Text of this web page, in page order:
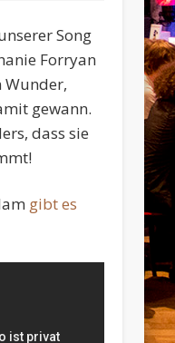
Song
Forryan
Wunder,
gewann.
dass sie
gibt es